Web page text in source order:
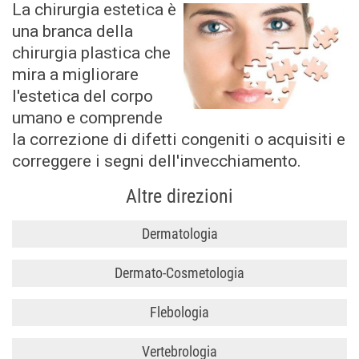
La chirurgia estetica è
una branca della
chirurgia plastica che
mira a migliorare
l'estetica del corpo
umano e comprende
la correzione di difetti congeniti o acquisiti e
correggere i segni dell'invecchiamento.
Altre direzioni
Dermatologia
La consulenza
dermatologica
comprende
l'esame della pelle,
Dermato-Cosmetologia
Il derma-
cosmetologo
Flebologia
Vertebrologia